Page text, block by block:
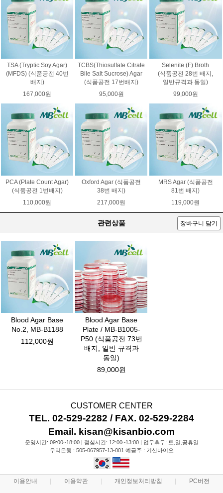
TSA (Tryptic Soy Agar)
(MFDS) (식품공전 40번
배지)
167,000원
TCBS(Thiosulfate Citrate
Bile Salt Sucrose) Agar
(식품공전 17번배지)
95,000원
Selenite (F) Broth
(식품공전 28번 배지,
일반규격과 동일)
99,000원
PCA (Plate Count Agar)
(식품공전 1번배지)
110,000원
Oxford Agar (식품공전
38번 배지)
217,000원
MRS Agar (식품공전
81번 배지)
119,000원
관련상품 장바구니 담기
Blood Agar Base
No.2, MB-B1188
112,000원
Blood Agar Base
Plate / MB-B1005-
P50 (식품공전 73번
배지, 일반 규격과
동일)
89,000원
CUSTOMER CENTER
TEL. 02-529-2282 / FAX. 02-529-2284
Email. kisan@kisanbio.com
운영시간: 09:00~18:00 | 점심시간: 12:00~13:00 | 업무휴무: 토,일,공휴일
우리은행 : 505-067957-13-001 예금주 : 기산바이오
이용안내 이용약관 개인정보처리방침 PC버전